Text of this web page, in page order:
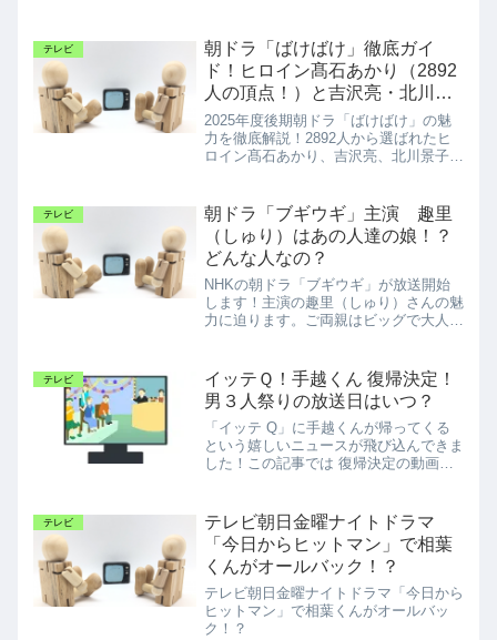
テレビ
朝ドラ「ばけばけ」徹底ガイ
ド！ヒロイン髙石あかり（2892
人の頂点！）と吉沢亮・北川景
子ら豪華キャスト、主題歌まで
さくっと紹介
2025年度後期朝ドラ「ばけばけ」の魅
力を徹底解説！2892人から選ばれたヒ
ロイン髙石あかり、吉沢亮、北川景子ら
紹介。視聴前にぜひ！
テレビ
朝ドラ「ブギウギ」主演 趣里
（しゅり）はあの人達の娘！？
どんな人なの？
NHKの朝ドラ「ブギウギ」が放送開始
します！主演の趣里（しゅり）さんの魅
力に迫ります。ご両親はビッグで大人気
テレビ
イッテＱ！手越くん 復帰決定！
男３人祭りの放送日はいつ？
「イッテ Q」に手越くんが帰ってくる
という嬉しいニュースが飛び込んできま
した！この記事では 復帰決定の動画の
テレビ
テレビ朝日金曜ナイトドラマ
「今日からヒットマン」で相葉
くんがオールバック！？
テレビ朝日金曜ナイトドラマ「今日から
ヒットマン」で相葉くんがオールバッ
ク！？